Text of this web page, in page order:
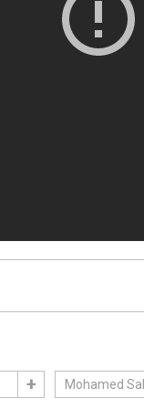
Mohamed